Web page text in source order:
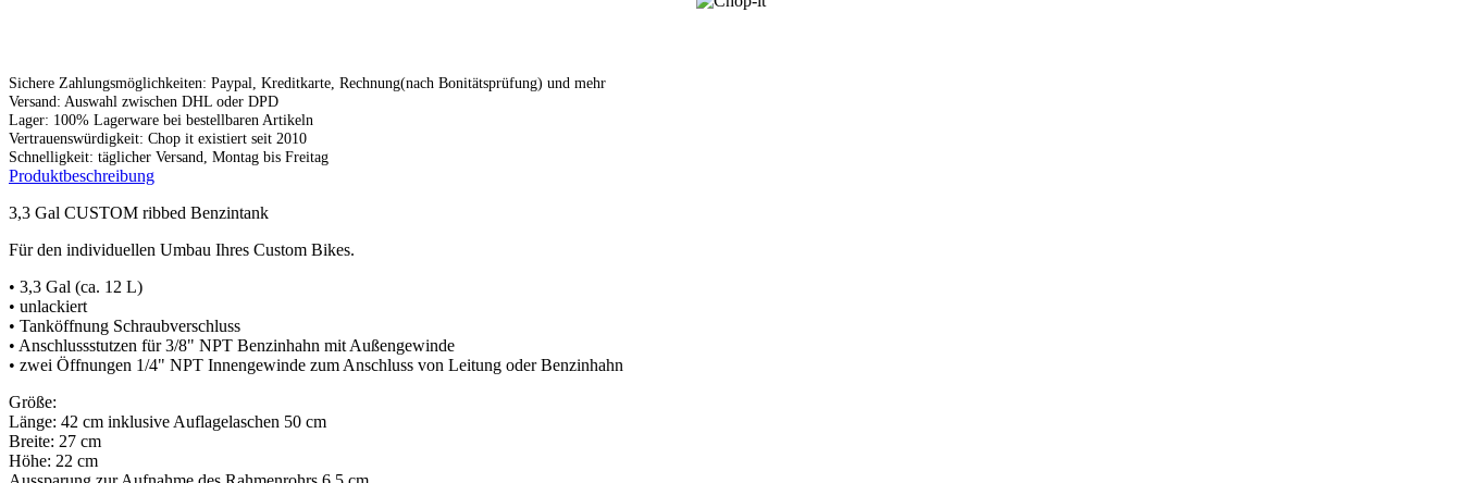
Sichere Zahlungsmöglichkeiten: Paypal, Kreditkarte, Rechnung(nach Bonitätsprüfung) und mehr
Versand: Auswahl zwischen DHL oder DPD
Lager: 100% Lagerware bei bestellbaren Artikeln
Vertrauenswürdigkeit: Chop it existiert seit 2010
Schnelligkeit: täglicher Versand, Montag bis Freitag
Produktbeschreibung
3,3 Gal CUSTOM ribbed Benzintank
Für den individuellen Umbau Ihres Custom Bikes.
• 3,3 Gal (ca. 12 L)
• unlackiert
• Tanköffnung Schraubverschluss
• Anschlussstutzen für 3/8" NPT Benzinhahn mit Außengewinde
• zwei Öffnungen 1/4" NPT Innengewinde zum Anschluss von Leitung oder Benzinhahn
Größe:
Länge: 42 cm inklusive Auflagelaschen 50 cm
Breite: 27 cm
Höhe: 22 cm